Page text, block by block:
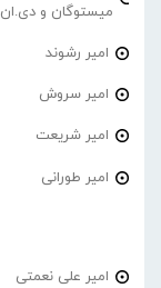
میستوگان و دی.ان
امیر رشوند
امیر سروش
امیر شریعت
امیر طورانی
امیر علی نعمتی